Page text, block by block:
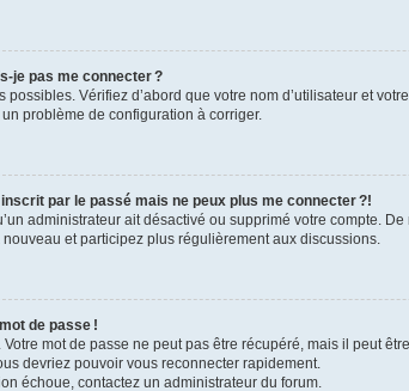
je pas me connecter ?
possibles. Vérifiez d’abord que votre nom d’utilisateur et
problème de configuration à corriger.
inscrit par le passé mais ne peux plus me connecter ?!
administrateur ait désactivé ou supprimé votre compte.
et participez plus régulièrement aux discussions.
de passe !
mot de passe ne peut pas être récupéré, mais il peut
devriez pouvoir vous reconnecter rapidement.
échoue, contactez un administrateur du forum.